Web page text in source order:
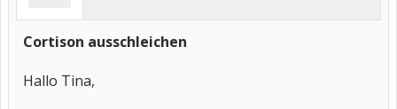
Cortison ausschleichen
Hallo Tina,